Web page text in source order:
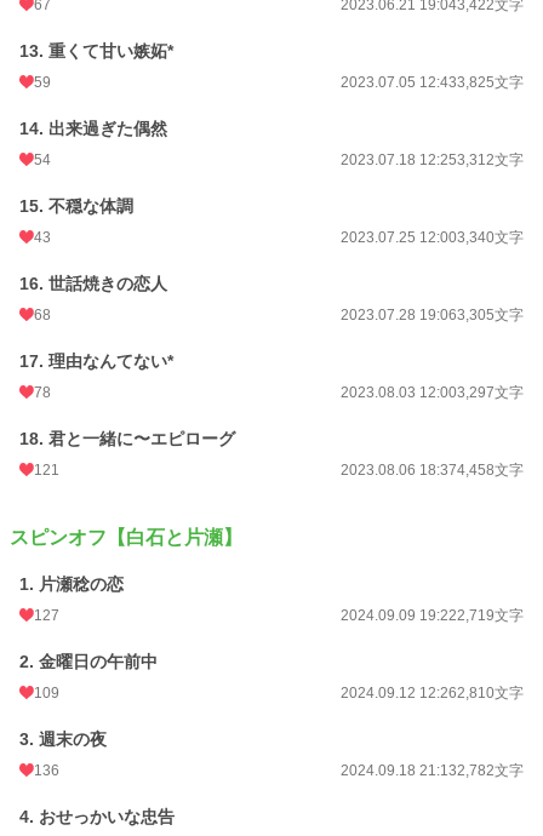
67 2023.06.21 19:043,422文字
13. 重くて甘い嫉妬*
59 2023.07.05 12:433,825文字
14. 出来過ぎた偶然
54 2023.07.18 12:253,312文字
15. 不穏な体調
43 2023.07.25 12:003,340文字
16. 世話焼きの恋人
68 2023.07.28 19:063,305文字
17. 理由なんてない*
78 2023.08.03 12:003,297文字
18. 君と一緒に〜エピローグ
121 2023.08.06 18:374,458文字
スピンオフ【白石と片瀬】
1. 片瀬稔の恋
127 2024.09.09 19:222,719文字
2. 金曜日の午前中
109 2024.09.12 12:262,810文字
3. 週末の夜
136 2024.09.18 21:132,782文字
4. おせっかいな忠告